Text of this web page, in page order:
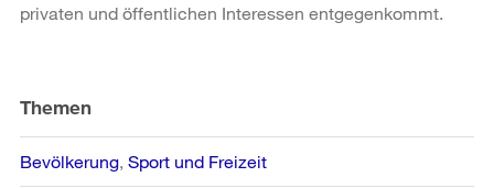
privaten und öffentlichen Interessen entgegenkommt.
Informationen
Themen
Bevölkerung Sport und Freizeit